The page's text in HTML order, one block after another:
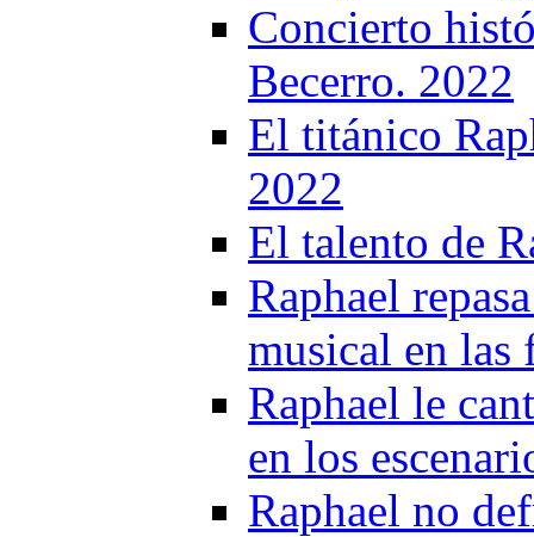
Concierto
Becerro. 2022
El titánico
2022
El talento de
Raphael
musical en las
Raphael le
en los
Raphael no